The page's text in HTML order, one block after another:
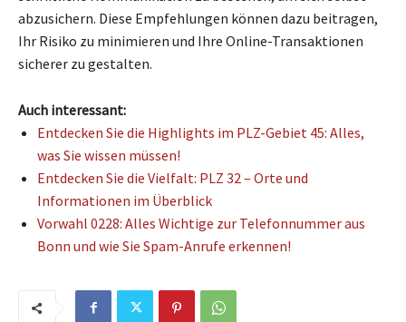
abzusichern. Diese Empfehlungen können dazu beitragen,
Ihr Risiko zu minimieren und Ihre Online-Transaktionen
sicherer zu gestalten.
Auch interessant:
Entdecken Sie die Highlights im PLZ-Gebiet 45: Alles,
was Sie wissen müssen!
Entdecken Sie die Vielfalt: PLZ 32 – Orte und
Informationen im Überblick
Vorwahl 0228: Alles Wichtige zur Telefonnummer aus
Bonn und wie Sie Spam-Anrufe erkennen!